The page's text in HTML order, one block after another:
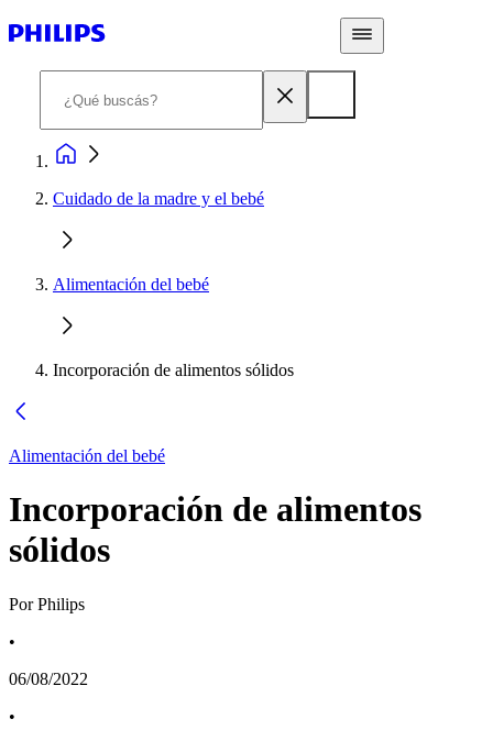
Cuidado de la madre y el bebé
Alimentación del bebé
Incorporación de alimentos sólidos
Alimentación del bebé
Incorporación de alimentos
sólidos
Por Philips
•
06/08/2022
•